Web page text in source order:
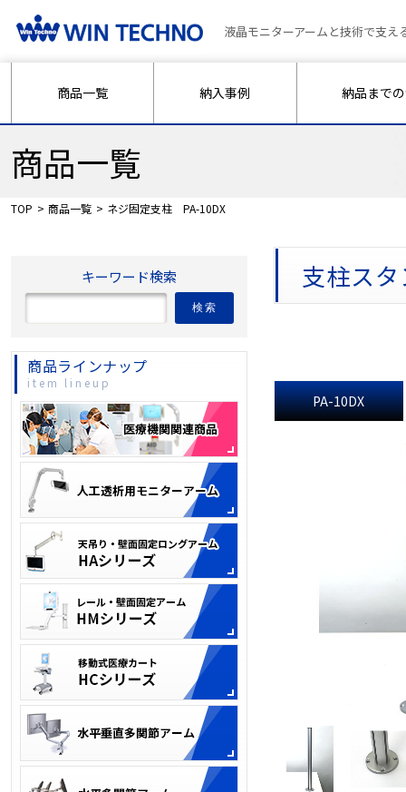
液晶モニターアームと技術で支
商品一覧 納入事例 納品まで
商品一覧
TOP 商品一覧 ネジ固定支柱 PA-10DX
支柱ス
PA-10DX
キーワード検索
検索
商品ラインナップ
item lineup